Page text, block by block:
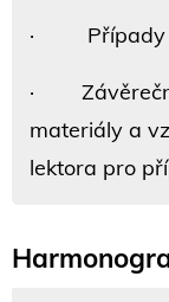
· Případy
·
materiály a
lektora pro